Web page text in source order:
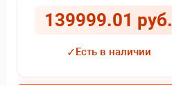
139999.01 руб.
✓Есть в наличии